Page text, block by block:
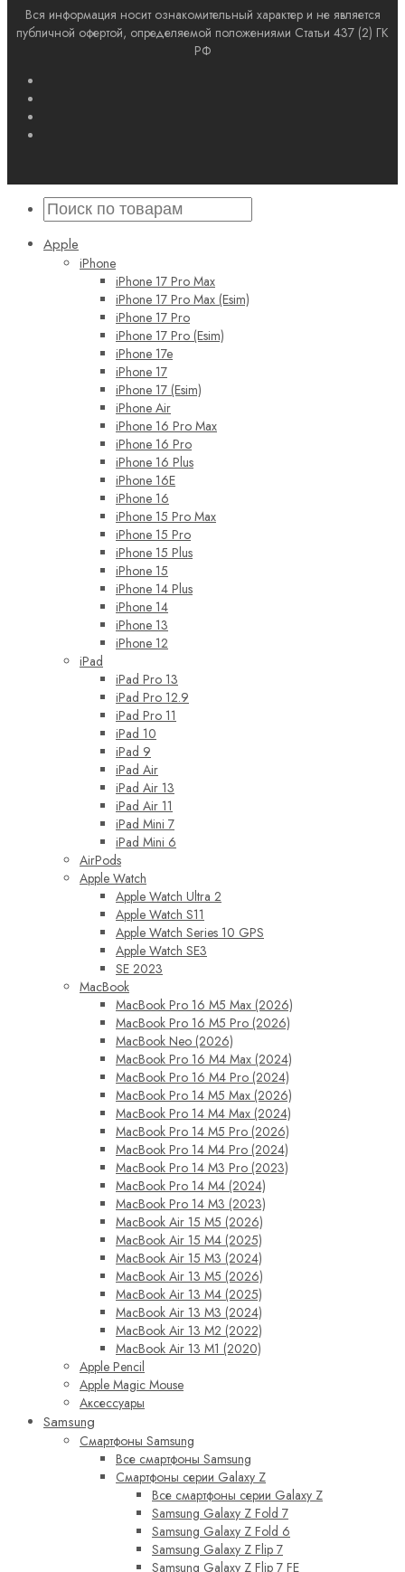
Вся информация носит ознакомительный характер и не является
публичной офертой, определяемой положениями Статьи 437 (2) ГК
РФ
Apple
iPhone
iPhone 17 Pro Max
iPhone 17 Pro Max (Esim)
iPhone 17 Pro
iPhone 17 Pro (Esim)
iPhone 17e
iPhone 17
iPhone 17 (Esim)
iPhone Air
iPhone 16 Pro Max
iPhone 16 Pro
iPhone 16 Plus
iPhone 16E
iPhone 16
iPhone 15 Pro Max
iPhone 15 Pro
iPhone 15 Plus
iPhone 15
iPhone 14 Plus
iPhone 14
iPhone 13
iPhone 12
iPad
iPad Pro 13
iPad Pro 12.9
iPad Pro 11
iPad 10
iPad 9
iPad Air
iPad Air 13
iPad Air 11
iPad Mini 7
iPad Mini 6
AirPods
Apple Watch
Apple Watch Ultra 2
Apple Watch S11
Apple Watch Series 10 GPS
Apple Watch SE3
SE 2023
MacBook
MacBook Pro 16 M5 Max (2026)
MacBook Pro 16 M5 Pro (2026)
MacBook Neo (2026)
MacBook Pro 16 M4 Max (2024)
MacBook Pro 16 M4 Pro (2024)
MacBook Pro 14 M5 Max (2026)
MacBook Pro 14 M4 Max (2024)
MacBook Pro 14 M5 Pro (2026)
MacBook Pro 14 M4 Pro (2024)
MacBook Pro 14 M3 Pro (2023)
MacBook Pro 14 M4 (2024)
MacBook Pro 14 M3 (2023)
MacBook Air 15 M5 (2026)
MacBook Air 15 M4 (2025)
MacBook Air 15 M3 (2024)
MacBook Air 13 M5 (2026)
MacBook Air 13 M4 (2025)
MacBook Air 13 M3 (2024)
MacBook Air 13 M2 (2022)
MacBook Air 13 M1 (2020)
Apple Pencil
Apple Magic Mouse
Аксессуары
Samsung
Смартфоны Samsung
Все смартфоны Samsung
Смартфоны серии Galaxy Z
Все смартфоны серии Galaxy Z
Samsung Galaxy Z Fold 7
Samsung Galaxy Z Fold 6
Samsung Galaxy Z Flip 7
Samsung Galaxy Z Flip 7 FE